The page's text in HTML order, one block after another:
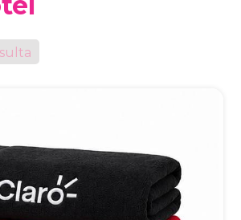
em receber comunicações.
está comprometida a proteger e respeitar
utilizaremos seus dados apenas para fins
Você pode alterar suas preferências a